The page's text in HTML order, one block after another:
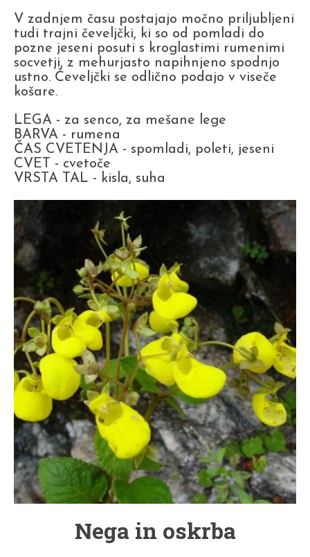
V zadnjem času postajajo močno priljubljeni
tudi trajni čeveljčki, ki so od pomladi do
pozne jeseni posuti s kroglastimi rumenimi
socvetji, z mehurjasto napihnjeno spodnjo
ustno. Čeveljčki se odlično podajo v viseče
košare.
LEGA - za senco, za mešane lege
BARVA - rumena
ČAS CVETENJA - spomladi, poleti, jeseni
CVET - cvetoče
VRSTA TAL - kisla, suha
Nega in oskrba